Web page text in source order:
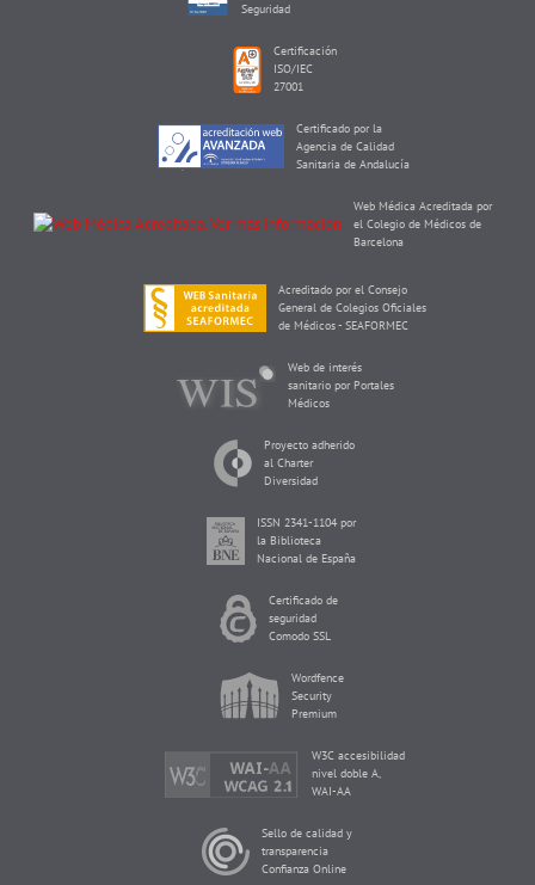
Seguridad
Certificación
ISO/IEC
27001
Certificado por la
Agencia de Calidad
Sanitaria de Andalucía
Web Médica Acreditada por
el Colegio de Médicos de
Barcelona
Acreditado por el Consejo
General de Colegios Oficiales
de Médicos - SEAFORMEC
Web de interés
sanitario por Portales
Médicos
Proyecto adherido
al Charter
Diversidad
ISSN 2341-1104 por
la Biblioteca
Nacional de España
Certificado de
seguridad
Comodo SSL
Wordfence
Security
Premium
W3C accesibilidad
nivel doble A,
WAI-AA
Sello de calidad y
transparencia
Confianza Online